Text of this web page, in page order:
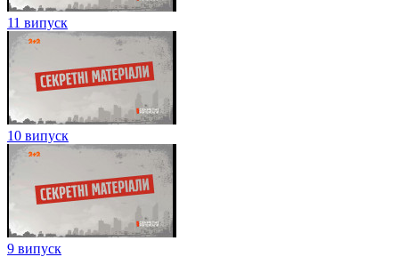
11 випуск
10 випуск
9 випуск